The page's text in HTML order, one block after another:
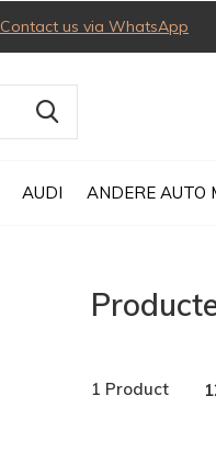
AUDI ANDERE AUTO
Contact us via WhatsApp
1 Product